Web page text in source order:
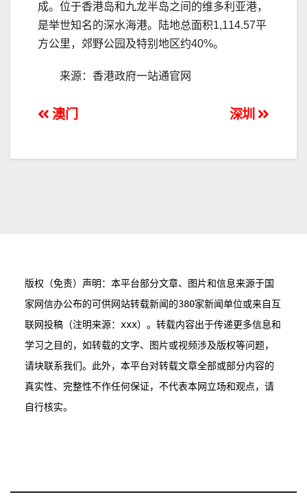
成。位于香港岛和九龙半岛之间的维多利亚港，
是举世知名的深水海港。陆地总面积1,114.57平
方公里，郊野公园及特别地区约40%。
来源：香港政府一站通官网
文
深圳
澳门
版权（免责）声明：本平台部分文章、图片和信息来源于国
家网信办公布的可供网站转载新闻的380家新闻单位或来自互
联网投稿（注明来源：xxx）。转载内容出于传递更多信息和
学习之目的，如转载的文字、图片或视频涉及版权等问题，
请块联系我们。此外，本平台对转载文章全部或部分内容的
真实性、完整性不作任何保证，不代表本网立场和观点，请